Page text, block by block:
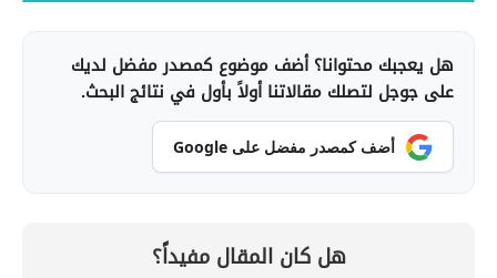
هل يعجبك محتوانا؟ أضف موضوع كمصدر مفضل لديك
على جوجل لتصلك مقالاتنا أولاً بأول في نتائج البحث.
أضف كمصدر مفضل على Google
هل كان المقال مفيداً؟